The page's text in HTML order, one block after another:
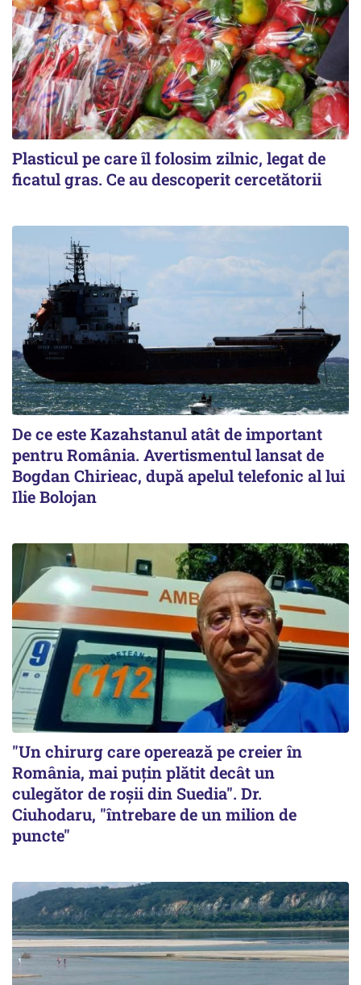
Plasticul pe care îl folosim zilnic, legat de
ficatul gras. Ce au descoperit cercetătorii
De ce este Kazahstanul atât de important
pentru România. Avertismentul lansat de
Bogdan Chirieac, după apelul telefonic al lui
Ilie Bolojan
"Un chirurg care operează pe creier în
România, mai puțin plătit decât un
culegător de roșii din Suedia". Dr.
Ciuhodaru, "întrebare de un milion de
puncte"